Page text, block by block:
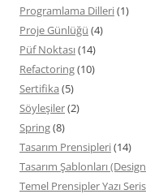
Programlama Dilleri(1)
Proje Günlüğü (4)
Püf Noktası(14)
Refactoring(10)
Sertifika (5)
Söyleşiler(2)
Spring(8)
Tasarım Prensipleri(14)
Tasarım Şablonları
Temel Prensipler Yazı